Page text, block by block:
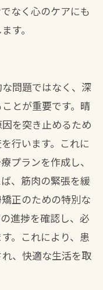
なく心のケアにも
す。
問題ではなく、深
とが重要です。晴
を突き止めるため
行います。これに
プランを作成し、
、筋肉の緊張を緩
正のための特別な
進捗を確認し、必
。これにより、患
、快適な生活を取